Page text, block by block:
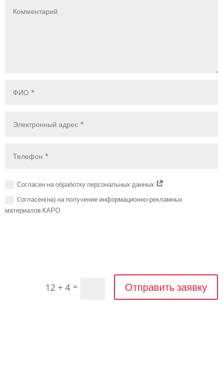
Согласен на обработку персональных данных
Cогласен(на) на получение информационно-рекламных
материалов КАРО
12 + 4 = Отправить заявку